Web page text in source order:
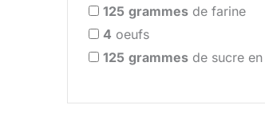
125 grammes de farine
4 oeufs
125 grammes de sucre